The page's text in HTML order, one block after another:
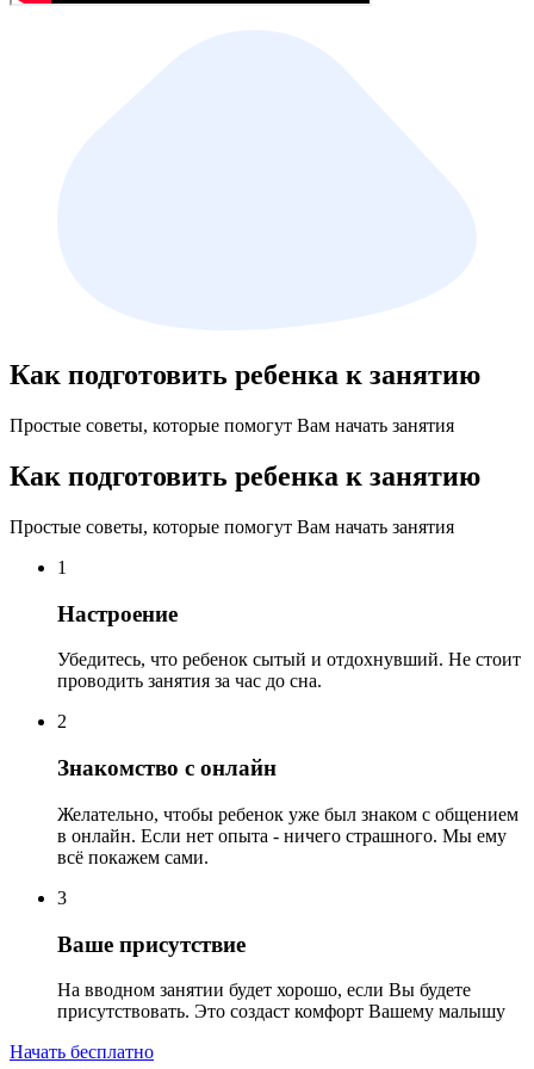
Как подготовить ребенка к занятию
Простые советы, которые помогут Вам начать занятия
Как подготовить ребенка к занятию
Простые советы, которые помогут Вам начать занятия
1
Настроение
Убедитесь, что ребенок сытый и отдохнувший. Не стоит
проводить занятия за час до сна.
2
Знакомство с онлайн
Желательно, чтобы ребенок уже был знаком с общением
в онлайн. Если нет опыта - ничего страшного. Мы ему
всё покажем сами.
3
Ваше присутствие
На вводном занятии будет хорошо, если Вы будете
присутствовать. Это создаст комфорт Вашему малышу
Начать бесплатно